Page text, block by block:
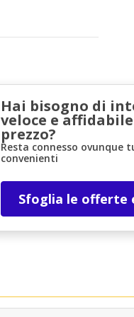
Hai bisogno di
veloce e
prezzo?
Resta connesso ovunque
convenienti
Sfoglia le offerte